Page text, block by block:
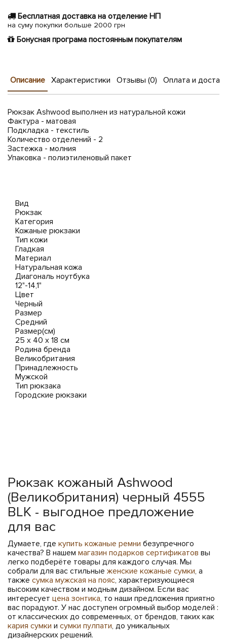
Бесплатная доставка на отделение НП
на суму покупки больше 2000 грн
Бонусная програма постоянным покупателям
Описание Характеристики Отзывы (0) Оплата и
Рюкзак Ashwood выполнен из натуральной кожи
Фактура - матовая
Подкладка - текстиль
Количество отделений - 2
Застежка - молния
Упаковка - полиэтиленовый пакет
Вид
Рюкзак
Категория
Кожаные рюкзаки
Тип кожи
Гладкая
Материал
Натуральная кожа
Диагональ ноутбука
12"-14,1"
Цвет
Черный
Размер
Средний
Размер(см)
25 х 40 х 18 см
Родина бренда
Великобритания
Принадлежность
Мужской
Тип рюкзака
Городские рюкзаки
Рюкзак кожаный Ashwood
(Великобритания) черный 4555
BLK - выгодное предложение
для вас
Думаете, где купить кожаные ремни безупречного
качества? В нашем магазин подарков сертификатов вы
легко подберёте товары для каждого случая. Мы
собрали для вас стильные женские кожаные сумки, а
также сумка мужская на пояс, характеризующиеся
высоким качеством и модным дизайном. Если вас
интересует цена зонтика, то наши предложения приятно
вас порадуют. У нас доступен огромный выбор моделей :
от классических до современных, от брендов, таких как
кария сумки и сумки пулпати, до уникальных
дизайнерских решений.